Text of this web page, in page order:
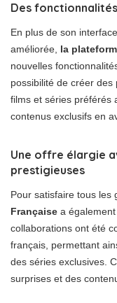
Des
En plus de son
améliorée, la
nouvelles
possibilité de créer
films et séries préférés
contenus exclusifs en
Une offre élargie
prestigieuses
Pour satisfaire tous les
Française a
collaborations ont été
français, permettant
des séries exclusives.
surprises et des